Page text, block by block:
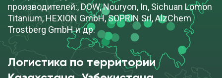
Аэросил R 974
мешок (10 кг) cкачать TDS
производителей:, DOW, Nouryon, In, Sichuan Lomon
Titanium, HEXION GmbH, SOPRIN Srl, AlzChem
Trostberg GmbH и др.
Логистика по территории